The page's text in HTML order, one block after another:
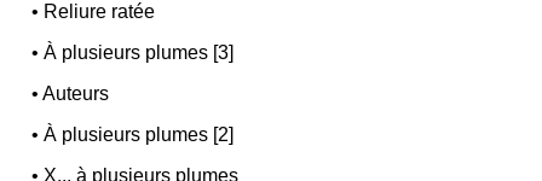
• Reliure ratée
•À plusieurs plumes [3]
•Auteurs
•À plusieurs plumes [2]
• X... à plusieurs plumes